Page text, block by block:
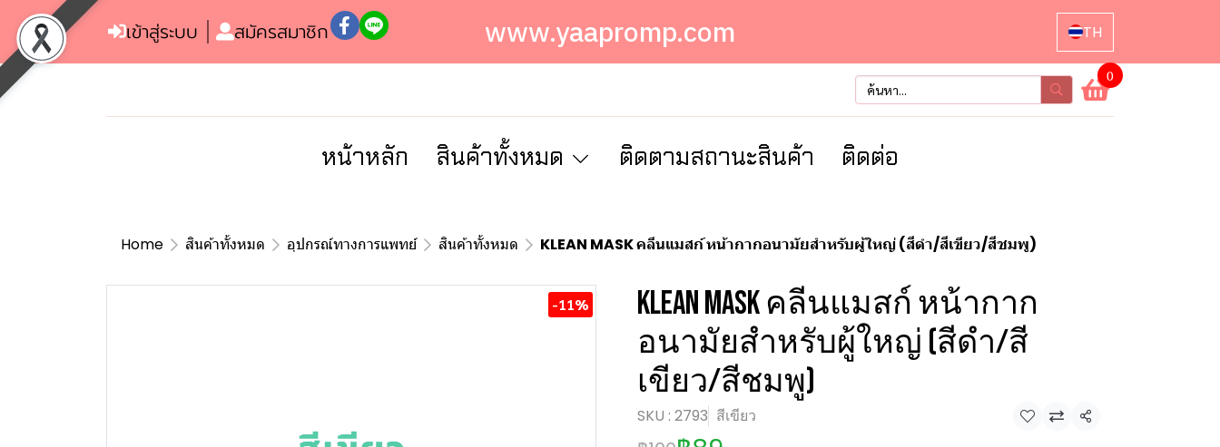
เข้าสู่ระบบ สมัครสมาชิก www.yaapromp.com TH
0
หน้าหลัก สินค้าทั้งหมด ติดตามสถานะสินค้า ติดต่อ
Home สินค้าทั้งหมด อุปกรณ์ทางการแพทย์ สินค้าทั้งหมด KLEAN MASK คลีนแมสก์ หน้ากากอนามัยสำหรับผู้ใหญ่ (สีดำ/สีเขียว/สีชมพู)
-11%
KLEAN MASK คลีนแมสก์ หน้ากาก
อนามัยสำหรับผู้ใหญ่ (สีดำ/สี
เขียว/สีชมพู)
SKU : 2793 สีเขียว แชร์